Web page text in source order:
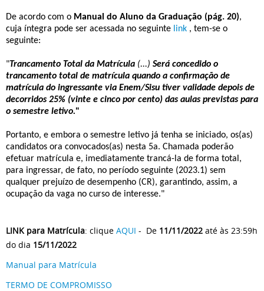
De acordo com o Manual do Aluno da Graduação (pág. 20),
cuja íntegra pode ser acessada no seguinte link , tem-se o
seguinte:
"Trancamento Total da Matrícula (...) Será concedido o
trancamento total de matrícula quando a confirmação de
matrícula do ingressante via Enem/Sisu tiver validade depois de
decorridos 25% (vinte e cinco por cento) das aulas previstas para
o semestre letivo."
Portanto, e embora o semestre letivo já tenha se iniciado, os(as)
candidatos ora convocados(as) nesta 5a. Chamada poderão
efetuar matrícula e, imediatamente trancá-la de forma total,
para ingressar, de fato, no período seguinte (2023.1) sem
qualquer prejuízo de desempenho (CR), garantindo, assim, a
ocupação da vaga no curso de interesse."
LINK para Matrícula: clique AQUI - De 11/11/2022 até às 23:59h
do dia 15/11/2022
Manual para Matrícula
TERMO DE COMPROMISSO